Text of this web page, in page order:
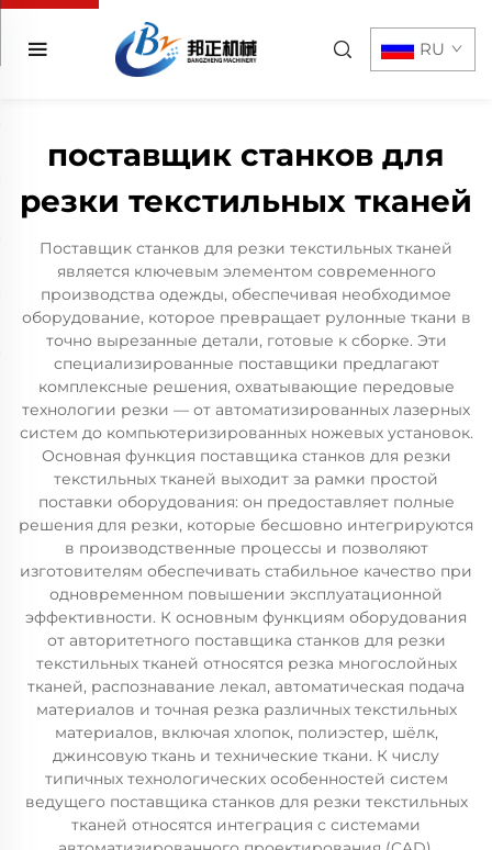
RU
поставщик станков для
резки текстильных тканей
Поставщик станков для резки текстильных тканей
является ключевым элементом современного
производства одежды, обеспечивая необходимое
оборудование, которое превращает рулонные ткани в
точно вырезанные детали, готовые к сборке. Эти
специализированные поставщики предлагают
комплексные решения, охватывающие передовые
технологии резки — от автоматизированных лазерных
систем до компьютеризированных ножевых установок.
Основная функция поставщика станков для резки
текстильных тканей выходит за рамки простой
поставки оборудования: он предоставляет полные
решения для резки, которые бесшовно интегрируются
в производственные процессы и позволяют
изготовителям обеспечивать стабильное качество при
одновременном повышении эксплуатационной
эффективности. К основным функциям оборудования
от авторитетного поставщика станков для резки
текстильных тканей относятся резка многослойных
тканей, распознавание лекал, автоматическая подача
материалов и точная резка различных текстильных
материалов, включая хлопок, полиэстер, шёлк,
джинсовую ткань и технические ткани. К числу
типичных технологических особенностей систем
ведущего поставщика станков для резки текстильных
тканей относятся интеграция с системами